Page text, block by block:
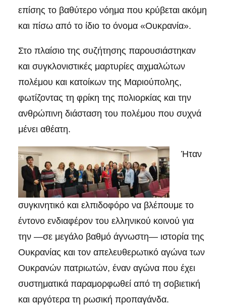
επίσης το βαθύτερο νόημα που κρύβεται ακόμη
και πίσω από το ίδιο το όνομα «Ουκρανία».
Στο πλαίσιο της συζήτησης παρουσιάστηκαν
και συγκλονιστικές μαρτυρίες αιχμαλώτων
πολέμου και κατοίκων της Μαριούπολης,
φωτίζοντας τη φρίκη της πολιορκίας και την
ανθρώπινη διάσταση του πολέμου που συχνά
μένει αθέατη.
Ήταν
συγκινητικό και ελπιδοφόρο να βλέπουμε το
έντονο ενδιαφέρον του ελληνικού κοινού για
την —σε μεγάλο βαθμό άγνωστη— ιστορία της
Ουκρανίας και τον απελευθερωτικό αγώνα των
Ουκρανών πατριωτών, έναν αγώνα που έχει
συστηματικά παραμορφωθεί από τη σοβιετική
και αργότερα τη ρωσική προπαγάνδα.